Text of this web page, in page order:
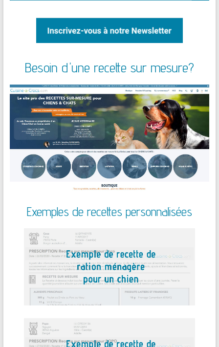
Besoin d'une recette sur mesure?
Exemples de recettes personnalisées